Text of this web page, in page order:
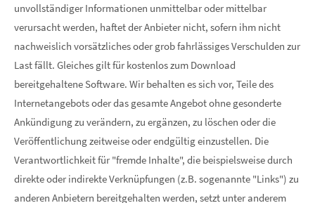
376-293 City Road, Suite 600
San Francisco, CA 94102
Have any questions?
+44 1234 567 890
info@yourdomain.com
About us
Lorem ipsum dolor sit amet, consectetuer adipiscing elit.
unvollständiger Informationen unmittelbar oder mittelbar
verursacht werden, haftet der Anbieter nicht, sofern ihm nicht
nachweislich vorsätzliches oder grob fahrlässiges Verschulden zur
Last fällt. Gleiches gilt für kostenlos zum Download
bereitgehaltene Software. Wir behalten es sich vor, Teile des
Internetangebots oder das gesamte Angebot ohne gesonderte
Ankündigung zu verändern, zu ergänzen, zu löschen oder die
Veröffentlichung zeitweise oder endgültig einzustellen. Die
Verantwortlichkeit für "fremde Inhalte", die beispielsweise durch
direkte oder indirekte Verknüpfungen (z.B. sogenannte "Links") zu
anderen Anbietern bereitgehalten werden, setzt unter anderem